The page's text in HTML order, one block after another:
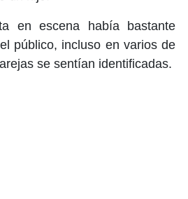
en escena había bastante
público, incluso en varios de
se sentían identificadas.